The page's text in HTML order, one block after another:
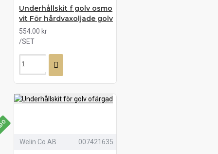
Underhållskit f golv osmo
vit För hårdvaxoljade golv
554.00 kr
/SET
Welin Co AB 007421635